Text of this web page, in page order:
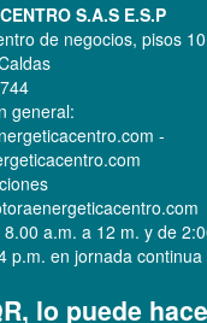
S.A.S E.S.P
de negocios, pisos
general:
-
8.00 a.m. a 12 m. y de
p.m. en jornada continua
lo puede